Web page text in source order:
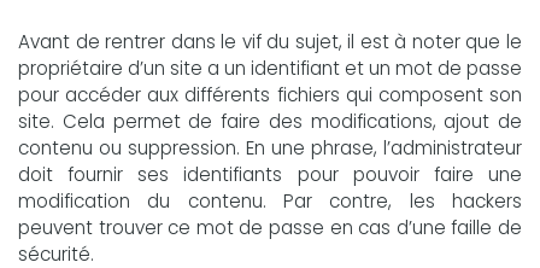
Avant de rentrer dans le vif du sujet, il est à noter que le
propriétaire d’un site a un identifiant et un mot de passe
pour accéder aux différents fichiers qui composent son
site. Cela permet de faire des modifications, ajout de
contenu ou suppression. En une phrase, l’administrateur
doit fournir ses identifiants pour pouvoir faire une
modification du contenu. Par contre, les hackers
peuvent trouver ce mot de passe en cas d’une faille de
sécurité.